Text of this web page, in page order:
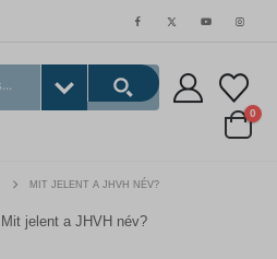
0
MIT JELENT A JHVH NÉV?